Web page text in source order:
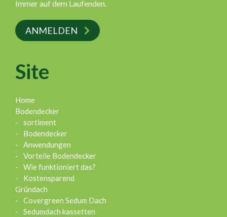
Site
Home
Bodendecker
sortiment
Bodendecker
Anwendungen
Vorteile Bodendecker
Wie funktioniert das?
Kostensparend
Gründach
Covergreen Sedum Dach
Sedumdach kassetten
Immer auf dem Laufenden.
ANMELDEN